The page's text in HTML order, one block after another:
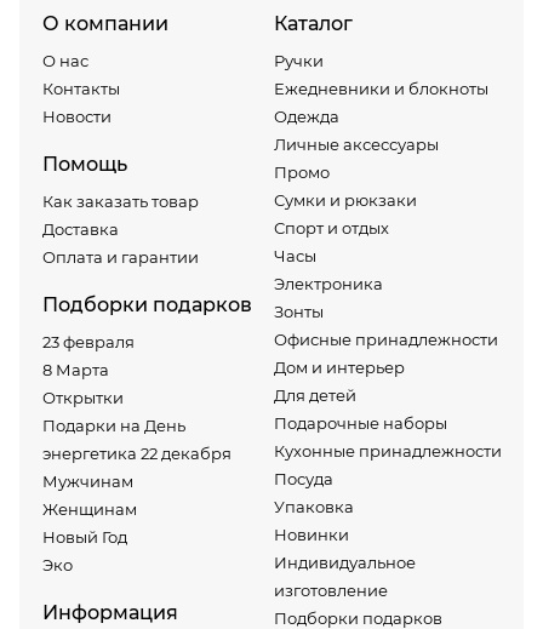
О компании
О нас
Контакты
Новости
Помощь
Как заказать товар
Доставка
Оплата и гарантии
Подборки подарков
23 февраля
8 Марта
Открытки
Подарки на День
энергетика 22 декабря
Мужчинам
Женщинам
Новый Год
Эко
Информация
Каталог
Ручки
Ежедневники и блокноты
Одежда
Личные аксессуары
Промо
Сумки и рюкзаки
Спорт и отдых
Часы
Электроника
Зонты
Офисные принадлежности
Дом и интерьер
Для детей
Подарочные наборы
Кухонные принадлежности
Посуда
Упаковка
Новинки
Индивидуальное
изготовление
Подборки подарков